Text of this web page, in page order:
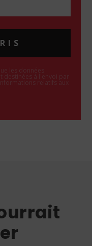
les données
destinées à l'envoi par
relatifs aux